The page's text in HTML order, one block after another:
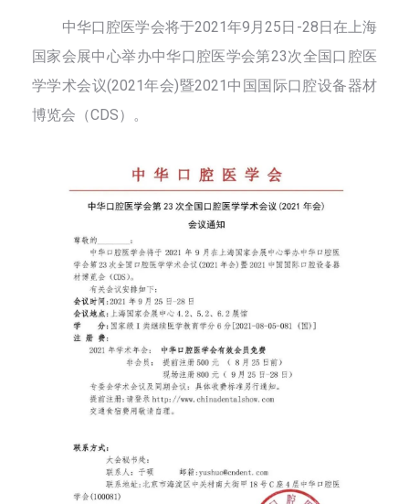
中华口腔医学会将于2021年9月25日-28日在上海
国家会展中心举办中华口腔医学会第23次全国口腔医
学学术会议(2021年会)暨2021中国国际口腔设备器材
博览会（CDS）。